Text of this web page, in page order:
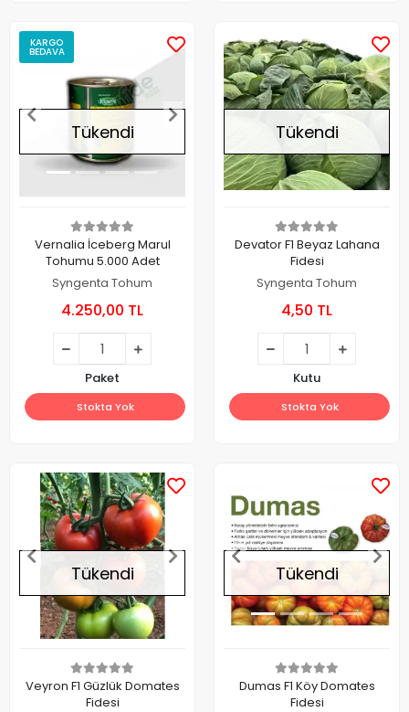
KARGO
BEDAVA
Tükendi
Vernalia İceberg Marul
Tohumu 5.000 Adet
Syngenta Tohum
4.250,00 TL
Paket
Stokta Yok
Tükendi
Devator F1 Beyaz Lahana
Fidesi
Syngenta Tohum
4,50 TL
Kutu
Stokta Yok
Tükendi
Veyron F1 Güzlük Domates
Fidesi
Tükendi
Dumas F1 Köy Domates
Fidesi